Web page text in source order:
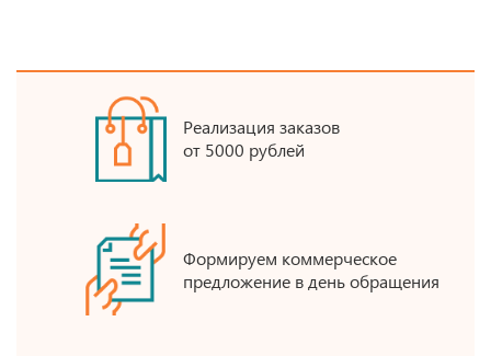
Реализация заказов
от 5000 рублей
Формируем коммерческое
предложение в день обращения